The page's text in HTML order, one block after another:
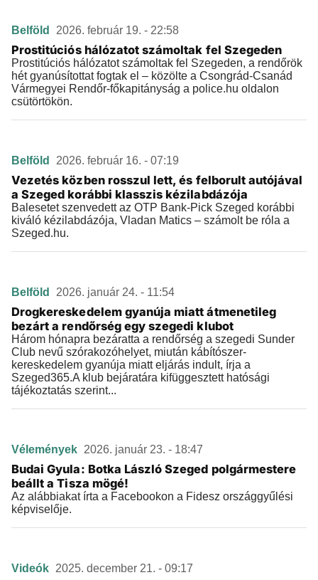
Belföld 2026. február 19. - 22:58
Prostitúciós hálózatot számoltak fel Szegeden
Prostitúciós hálózatot számoltak fel Szegeden, a rendőrök
hét gyanúsítottat fogtak el – közölte a Csongrád-Csanád
Vármegyei Rendőr-főkapitányság a police.hu oldalon
csütörtökön.
Belföld 2026. február 16. - 07:19
Vezetés közben rosszul lett, és felborult autójával
a Szeged korábbi klasszis kézilabdázója
Balesetet szenvedett az OTP Bank-Pick Szeged korábbi
kiváló kézilabdázója, Vladan Matics – számolt be róla a
Szeged.hu.
Belföld 2026. január 24. - 11:54
Drogkereskedelem gyanúja miatt átmenetileg
bezárt a rendőrség egy szegedi klubot
Három hónapra bezáratta a rendőrség a szegedi Sunder
Club nevű szórakozóhelyet, miután kábítószer-
kereskedelem gyanúja miatt eljárás indult, írja a
Szeged365.A klub bejáratára kifüggesztett hatósági
tájékoztatás szerint...
Vélemények 2026. január 23. - 18:47
Budai Gyula: Botka László Szeged polgármestere
beállt a Tisza mögé!
Az alábbiakat írta a Facebookon a Fidesz országgyűlési
képviselője.
Videók 2025. december 21. - 09:17